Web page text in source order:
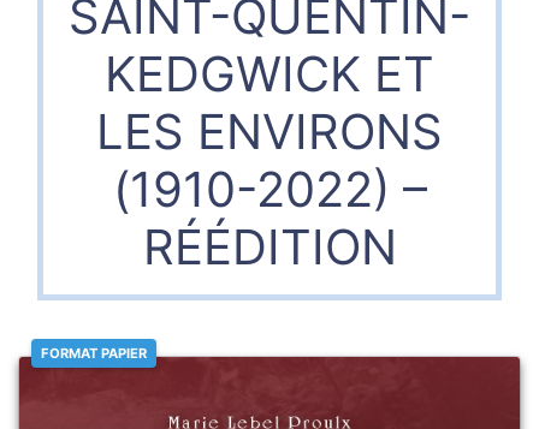
SAINT-QUENTIN-
KEDGWICK ET
LES ENVIRONS
(1910-2022) –
RÉÉDITION
FORMAT PAPIER